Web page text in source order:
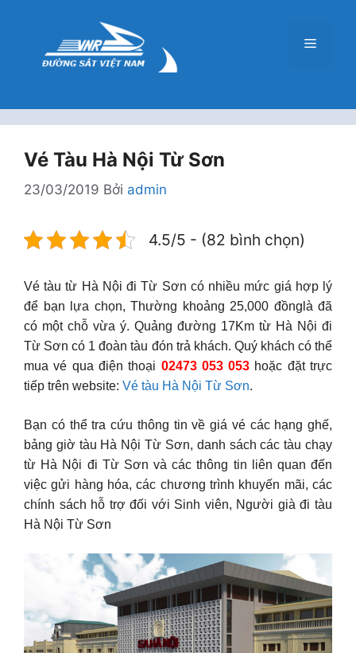
Menu
Vé Tàu Hà Nội Từ Sơn
23/03/2019 Bởi admin
4.5/5 - (82 bình chọn)
Vé tàu từ Hà Nội đi Từ Sơn có nhiều mức giá hợp lý
để bạn lựa chọn, Thường khoảng 25,000 đồnglà đã
có một chỗ vừa ý. Quảng đường 17Km từ Hà Nội đi
Từ Sơn có 1 đoàn tàu đón trả khách. Quý khách có thể
mua vé qua điện thoại 02473 053 053 hoặc đặt trực
tiếp trên website: Vé tàu Hà Nội Từ Sơn.
Bạn có thể tra cứu thông tin về giá vé các hạng ghế,
bảng giờ tàu Hà Nội Từ Sơn, danh sách các tàu chạy
từ Hà Nội đi Từ Sơn và các thông tin liên quan đến
việc gửi hàng hóa, các chương trình khuyến mãi, các
chính sách hỗ trợ đối với Sinh viên, Người già đi tàu
Hà Nội Từ Sơn